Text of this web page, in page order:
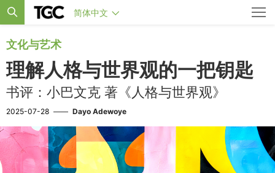
简体中文
文化与艺术
理解人格与世界观的一把钥匙
书评：小巴文克 著《人格与世界观》
2025-07-28 —— Dayo Adewoye